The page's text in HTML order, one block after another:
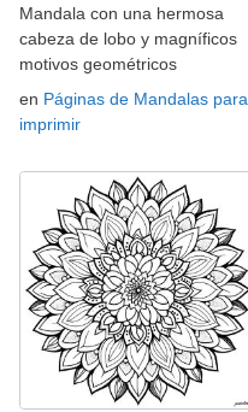
Mandala con una hermosa
cabeza de lobo y magníficos
motivos geométricos
en Páginas de Mandalas para
imprimir